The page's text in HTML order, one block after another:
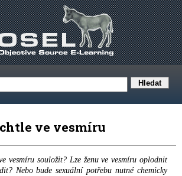
ve vesmíru
vesmíru souložit? Lze ženu ve vesmíru oplodnit
Nebo bude sexuální potřebu nutné chemicky